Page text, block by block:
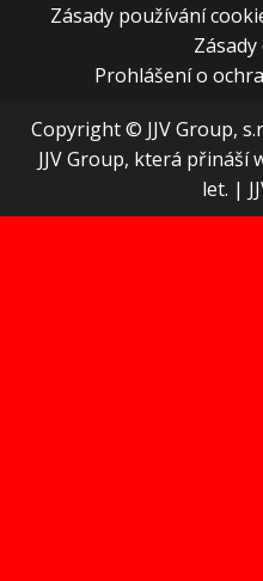
Zásady používání
Prohlášení o
Copyright © JJV Group,
JJV Group, která přináší
let. |